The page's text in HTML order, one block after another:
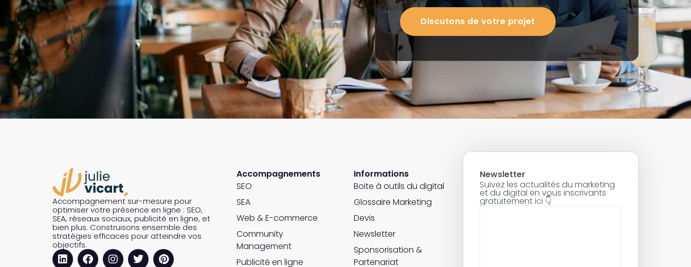
Discutons de votre projet
Accompagnement sur-mesure pour
optimiser votre présence en ligne : SEO,
SEA, réseaux sociaux, publicité en ligne, et
bien plus. Construisons ensemble des
stratégies efficaces pour atteindre vos
objectifs.
Accompagnements
SEO
SEA
Web & E-commerce
Community
Management
Publicité en ligne
Informations
Boite à outils du digital
Glossaire Marketing
Devis
Newsletter
Sponsorisation &
Partenariat
Newsletter
Suivez les actualités du marketing
et du digital en vous inscrivants
gratuitement ici 👇